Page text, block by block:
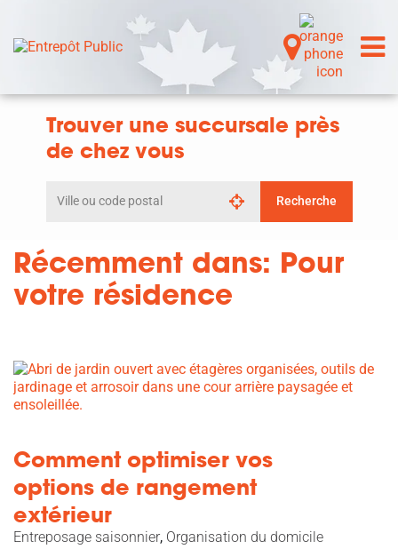
Trouver une succursale près
de chez vous
par
code
postal
Recherche
Récemment dans: Pour
votre résidence
Comment optimiser vos
options de rangement
extérieur
Entreposage saisonnier, Organisation du domicile